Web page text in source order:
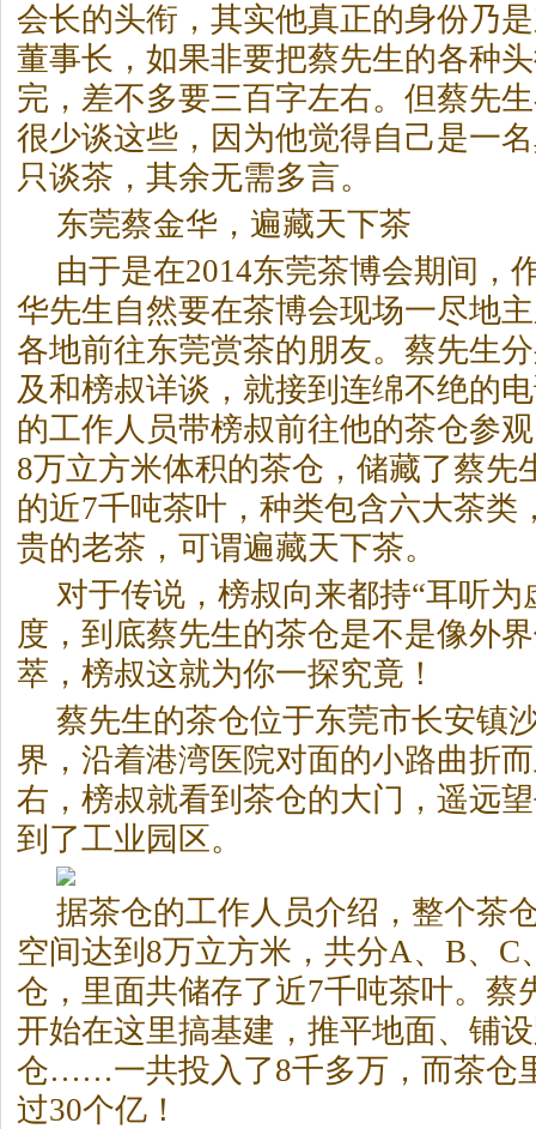
会长的头衔，其实他真正的身份乃
董事长，如果非要把蔡先生的各种
完，差不多要三百字左右。但蔡先
很少谈这些，因为他觉得自己是一
只谈茶，其余无需多言。
东莞蔡金华，遍藏天下茶
由于是在2014东莞茶博会期间，
华先生自然要在茶博会现场一尽地
各地前往东莞赏茶的朋友。蔡先生
及和榜叔详谈，就接到连绵不绝的
的工作人员带榜叔前往他的茶仓参
8万立方米体积的茶仓，储藏了蔡先
的近7千吨茶叶，种类包含六大茶类
贵的老茶，可谓遍藏天下茶。
对于传说，榜叔向来都持“耳听为
度，到底蔡先生的茶仓是不是像外
萃，榜叔这就为你一探究竟！
蔡先生的茶仓位于东莞市长安镇
界，沿着港湾医院对面的小路曲折
右，榜叔就看到茶仓的大门，遥远
到了工业园区。
据茶仓的工作人员介绍，整个茶
空间达到8万立方米，共分A、B、C
仓，里面共储存了近7千吨茶叶。蔡
开始在这里搞基建，推平地面、铺
仓……一共投入了8千多万，而茶仓
过30个亿！